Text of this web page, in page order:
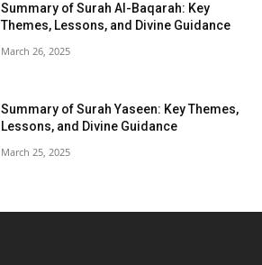
Summary of Surah Al-Baqarah: Key
Themes, Lessons, and Divine Guidance
March 26, 2025
Summary of Surah Yaseen: Key Themes,
Lessons, and Divine Guidance
March 25, 2025